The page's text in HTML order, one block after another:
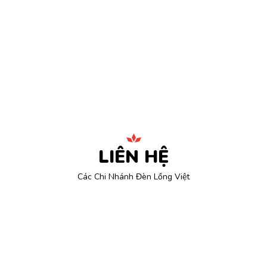
LIÊN HỆ
Các Chi Nhánh Đèn Lồng Việt